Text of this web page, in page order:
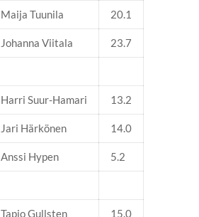
Maija Tuunila 20.1
Johanna Viitala 23.7
Harri Suur-Hamari 13.2
Jari Härkönen 14.0
Anssi Hypen 5.2
Tapio Gullsten 15.0